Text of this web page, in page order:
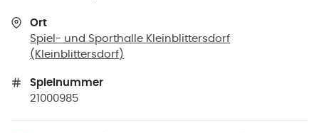
Ort
Spiel- und Sporthalle Kleinblittersdorf
( Kleinblittersdorf)
Spielnummer
21000985